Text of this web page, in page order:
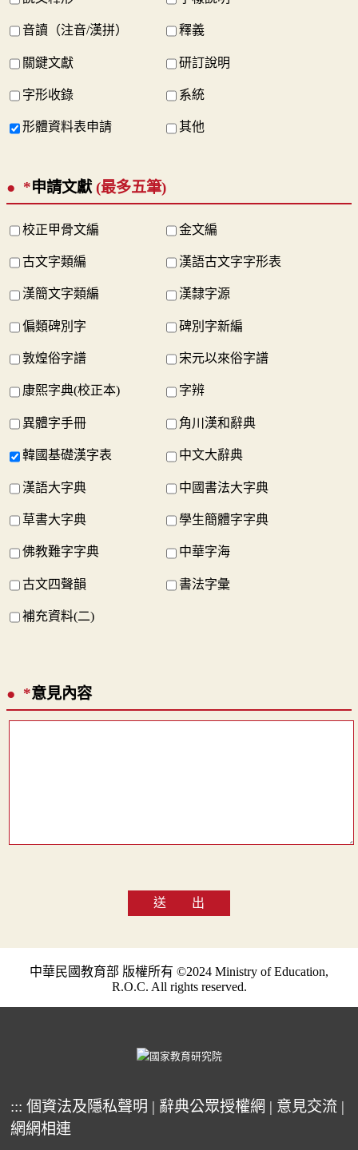
音讀（注音/漢拼） 釋義
關鍵文獻 研訂說明
字形收錄 系統
形體資料表申請 其他
*申請文獻 (最多五筆)
校正甲骨文編 金文編
古文字類編 漢語古文字字形表
漢簡文字類編 漢隸字源
偏類碑別字 碑別字新編
敦煌俗字譜 宋元以來俗字譜
康熙字典(校正本) 字辨
異體字手冊 角川漢和辭典
韓國基礎漢字表 中文大辭典
漢語大字典 中國書法大字典
草書大字典 學生簡體字字典
佛教難字字典 中華字海
古文四聲韻 書法字彙
補充資料(二)
*意見內容
送 出
中華民國教育部 版權所有 ©2024 Ministry of Education,
R.O.C. All rights reserved.
::: 個資法及隱私聲明 | 辭典公眾授權網 | 意見交流 |
網網相連